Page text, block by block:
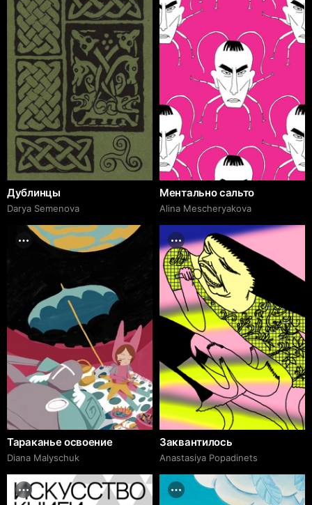
Дублинцы
Darya Semenova
Ментально сальто
Alina Mescheryakova
Тараканье освоение
Diana Malyschuk
Заквантилось
Anastasiya Popadinets